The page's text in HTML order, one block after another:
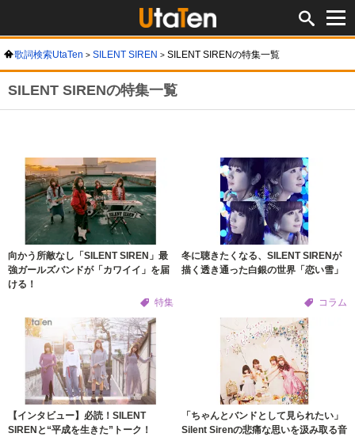
歌詞検索UtaTen SILENT SIREN SILENT SIRENの特集一覧
SILENT SIRENの特集一覧
向かう所敵なし「SILENT SIREN」最
強ガールズバンドが「カワイイ」を届
ける！
特集
冬に聴きたくなる、SILENT SIRENが
描く透き通った白銀の世界「恋い雪」
コラム
【インタビュー】必読！SILENT
SIRENと“平成を生きた”トーク！
「ちゃんとバンドとして見られたい」
Silent Sirenの悲痛な思いを汲み取る音